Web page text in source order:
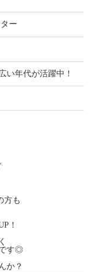
ー
い年代が活躍中！
方も
！
す◎
か？